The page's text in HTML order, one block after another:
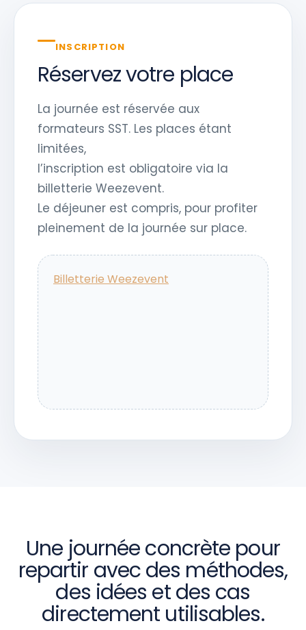
INSCRIPTION
Réservez votre place
La journée est réservée aux
formateurs SST. Les places étant
limitées,
l’inscription est obligatoire via la
billetterie Weezevent.
Le déjeuner est compris, pour profiter
pleinement de la journée sur place.
Billetterie Weezevent
Une journée concrète pour
repartir avec des méthodes,
des idées et des cas
directement utilisables.